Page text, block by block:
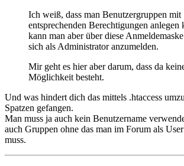
Ich weiß, dass man Benutzergruppen mit
entsprechenden Berechtigungen anlegen
kann man aber über diese
sich als Administrator anzumelden.
Mir geht es hier aber darum, dass da
Möglichkeit besteht.
Und was hindert dich das mittels .htaccess
Spatzen gefangen.
Man muss ja auch kein Benutzername
auch Gruppen ohne das man im Forum als
muss.